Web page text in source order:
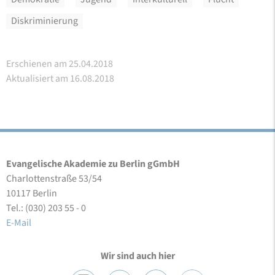
Diskriminierung
Erschienen am 25.04.2018
Aktualisiert am 16.08.2018
Evangelische Akademie zu Berlin gGmbH
Charlottenstraße 53/54
10117 Berlin
Tel.: (030) 203 55 - 0
E-Mail
Wir sind auch hier